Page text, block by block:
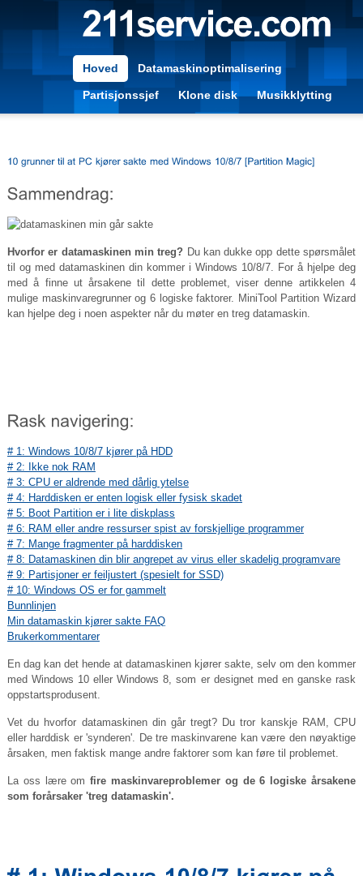
Hoved Datamaskinoptimalisering
Partisjonssjef Klone disk Musikklytting
Hvorfor er datamaskinen min treg? Du kan dukke opp dette spørsmålet
til og med datamaskinen din kommer i Windows 10/8/7. For å hjelpe deg
med å finne ut årsakene til dette problemet, viser denne artikkelen 4
mulige maskinvaregrunner og 6 logiske faktorer. MiniTool Partition Wizard
kan hjelpe deg i noen aspekter når du møter en treg datamaskin.
# 1: Windows 10/8/7 kjører på HDD
# 2: Ikke nok RAM
# 3: CPU er aldrende med dårlig ytelse
# 4: Harddisken er enten logisk eller fysisk skadet
# 5: Boot Partition er i lite diskplass
# 6: RAM eller andre ressurser spist av forskjellige programmer
# 7: Mange fragmenter på harddisken
# 8: Datamaskinen din blir angrepet av virus eller skadelig programvare
# 9: Partisjoner er feiljustert (spesielt for SSD)
# 10: Windows OS er for gammelt
Bunnlinjen
Min datamaskin kjører sakte FAQ
Brukerkommentarer
En dag kan det hende at datamaskinen kjører sakte, selv om den kommer
med Windows 10 eller Windows 8, som er designet med en ganske rask
oppstartsprodusent.
Vet du hvorfor datamaskinen din går tregt? Du tror kanskje RAM, CPU
eller harddisk er 'synderen'. De tre maskinvarene kan være den nøyaktige
årsaken, men faktisk mange andre faktorer som kan føre til problemet.
La oss lære omfire maskinvareproblemer og de 6 logiske årsakene
som forårsaker 'treg datamaskin'.